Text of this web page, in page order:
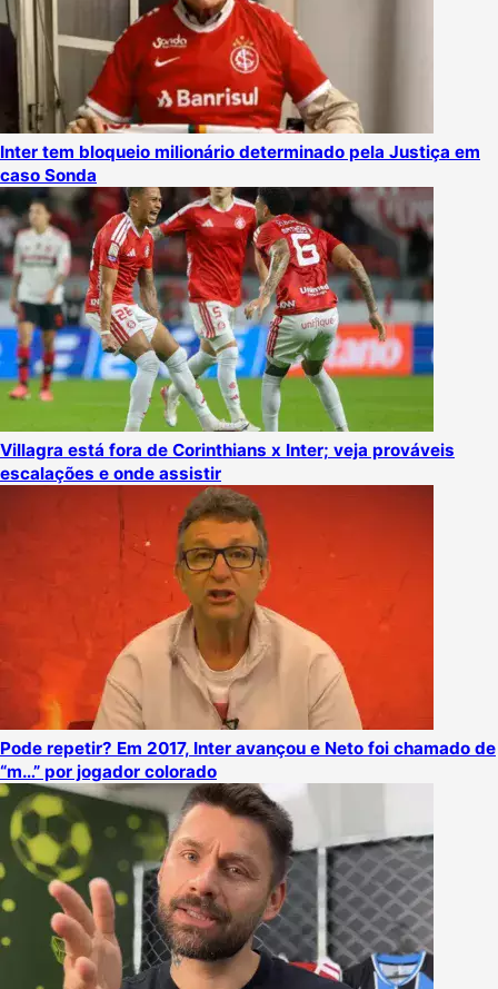
Inter tem bloqueio milionário determinado pela Justiça em
caso Sonda
Villagra está fora de Corinthians x Inter; veja prováveis
escalações e onde assistir
Pode repetir? Em 2017, Inter avançou e Neto foi chamado de
“m…” por jogador colorado